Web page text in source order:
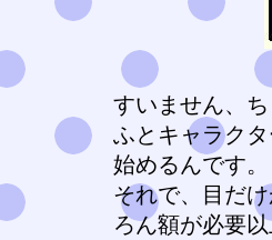
すいません、
ふとキャラク
始めるんです。
それで、目だ
ろん額が必要